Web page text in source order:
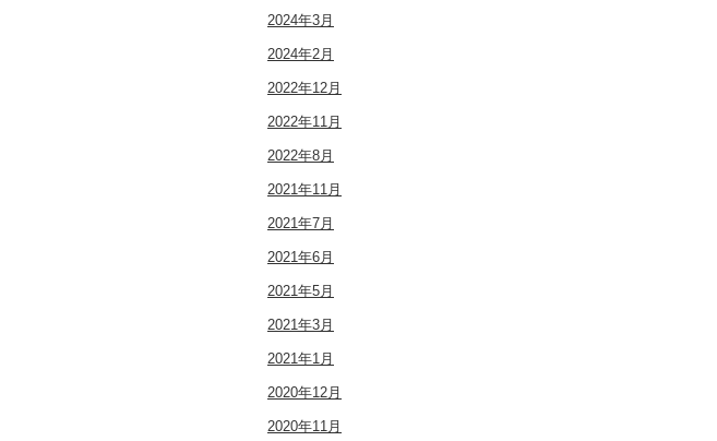
2024年3月
2024年2月
2022年12月
2022年11月
2022年8月
2021年11月
2021年7月
2021年6月
2021年5月
2021年3月
2021年1月
2020年12月
2020年11月